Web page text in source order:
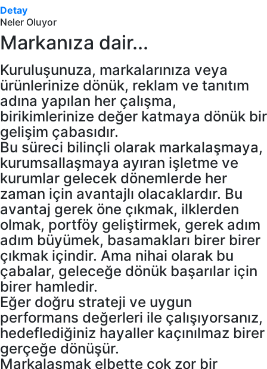
Detay
Neler Oluyor
Markanıza dair...
Kuruluşunuza, markalarınıza veya
ürünlerinize dönük, reklam ve tanıtım
adına yapılan her çalışma,
birikimlerinize değer katmaya dönük bir
gelişim çabasıdır.
Bu süreci bilinçli olarak markalaşmaya,
kurumsallaşmaya ayıran işletme ve
kurumlar gelecek dönemlerde her
zaman için avantajlı olacaklardır. Bu
avantaj gerek öne çıkmak, ilklerden
olmak, portföy geliştirmek, gerek adım
adım büyümek, basamakları birer birer
çıkmak içindir. Ama nihai olarak bu
çabalar, geleceğe dönük başarılar için
birer hamledir.
Eğer doğru strateji ve uygun
performans değerleri ile çalışıyorsanız,
hedeflediğiniz hayaller kaçınılmaz birer
gerçeğe dönüşür.
Markalaşmak elbette çok zor bir